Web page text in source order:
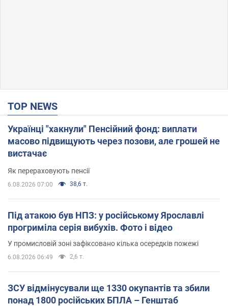
TOP NEWS
Українці "хакнули" Пенсійний фонд: виплати
масово підвищують через позови, але грошей не
вистачає
Як перераховують пенсії
6.08.2026 07:00 38,6 т.
Під атакою був НПЗ: у російському Ярославлі
прогриміла серія вибухів. Фото і відео
У промисловій зоні зафіксовано кілька осередків пожежі
6.08.2026 06:49 2,6 т.
ЗСУ відмінусували ще 1330 окупантів та збили
понад 1800 російських БПЛА – Генштаб